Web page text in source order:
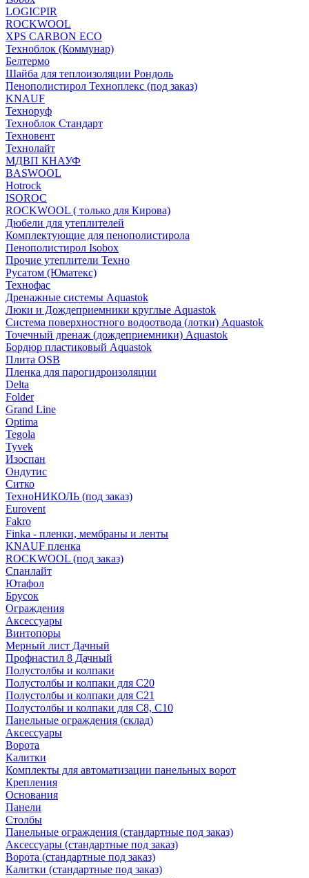
LOGICPIR
ROCKWOOL
XPS CARBON ECO
Техноблок (Коммунар)
Белтермо
Шайба для теплоизоляции Рондоль
Пенополистирол Техноплекс (под заказ)
KNАUF
Технoруф
Техноблок Стандарт
Техновент
Технолайт
МДВП КНАУФ
BASWOOL
Hotrock
ISOROC
ROCKWOOL ( только для Кирова)
Дюбели для утеплителей
Комплектующие для пенополистирола
Пенополистирол Isobox
Прочие утеплители Техно
Русатом (Юматекс)
Технофас
Дренажные системы Aquastok
Люки и Дождеприемники круглые Aquastok
Система поверхностного водоотвода (лотки) Aquastok
Точечный дренаж (дождеприемники) Aquastok
Бордюр пластиковый Aquastok
Плита OSB
Пленка для парогидроизоляции
Delta
Folder
Grand Line
Optima
Tegola
Tyvek
Изоспан
Ондутис
Ситко
ТехноНИКОЛЬ (под заказ)
Eurovent
Fakro
Finka - пленки, мембраны и ленты
KNAUF пленка
ROCKWOOL (под заказ)
Спанлайт
Ютафол
Брусок
Ограждения
Аксессуары
Винтопоры
Мерный лист Дачный
Профнастил 8 Дачный
Полустолбы и колпаки
Полустолбы и колпаки для С20
Полустолбы и колпаки для С21
Полустолбы и колпаки для С8, С10
Панельные ограждения (склад)
Аксессуары
Ворота
Калитки
Комплекты для автоматизации панельных ворот
Крепления
Основания
Панели
Столбы
Панельные ограждения (стандартные под заказ)
Аксессуары (стандартные под заказ)
Ворота (стандартные под заказ)
Калитки (стандартные под заказ)